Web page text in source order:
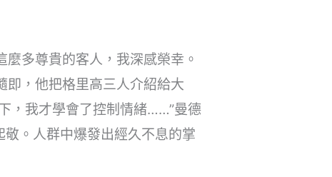
多尊貴的客人，我深感榮幸。
即，他把格里高三人介紹給大
，我才學會了控制情緒……”曼德
。人群中爆發出經久不息的掌